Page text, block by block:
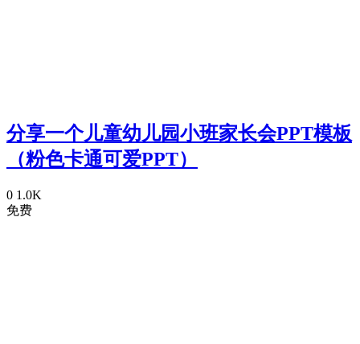
分享一个儿童幼儿园小班家长会PPT模板
（粉色卡通可爱PPT）
0 1.0K
免费